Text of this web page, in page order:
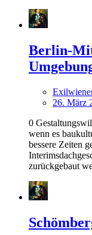
Berlin-
26. März
0
wenn es
bessere Zeiten
zurückgebaut